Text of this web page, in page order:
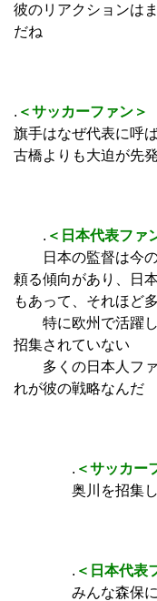
彼のリアクションは
だね
. ＜サッカーファン＞
旗手はなぜ代表に呼
古橋よりも大迫が先
. ＜日本代表ファ
日本の監督は今の
頼る傾向があり、日
もあって、それほど
特に欧州で活躍し
招集されていない
多くの日本人ファ
れが彼の戦略なんだ
. ＜サッカー
奥川を招集しな
. ＜日本代表
みんな森保に激